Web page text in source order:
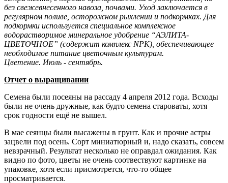
без свежевнесенного навоза, почвами. Уход заключается в
регулярном поливе, осторожном рыхлении и подкормках. Для
подкормки используется специальное комплексное
водорастворимое минеральное удобрение “АЭЛИТА-
ЦВЕТОЧНОЕ” (содержит комплекс NPK), обеспечивающее
необходимое питание цветочным культурам.
Цветение. Июль - сентябрь.
Отчет о выращивании
Семена были посеяны на рассаду 4 апреля 2012 года. Всходы
были не очень дружные, как будто семена староваты, хотя
срок годности ещё не вышел.
В мае сеянцы были высажены в грунт. Как и прочие астры
зацвели под осень. Сорт миниатюрный и, надо сказать, совсем
невзрачный. Результат несколько не оправдал ожидания. Как
видно по фото, цветы не очень соотвествуют картинке на
упаковке, хотя если присмотрется, что-то общее
просматривается.